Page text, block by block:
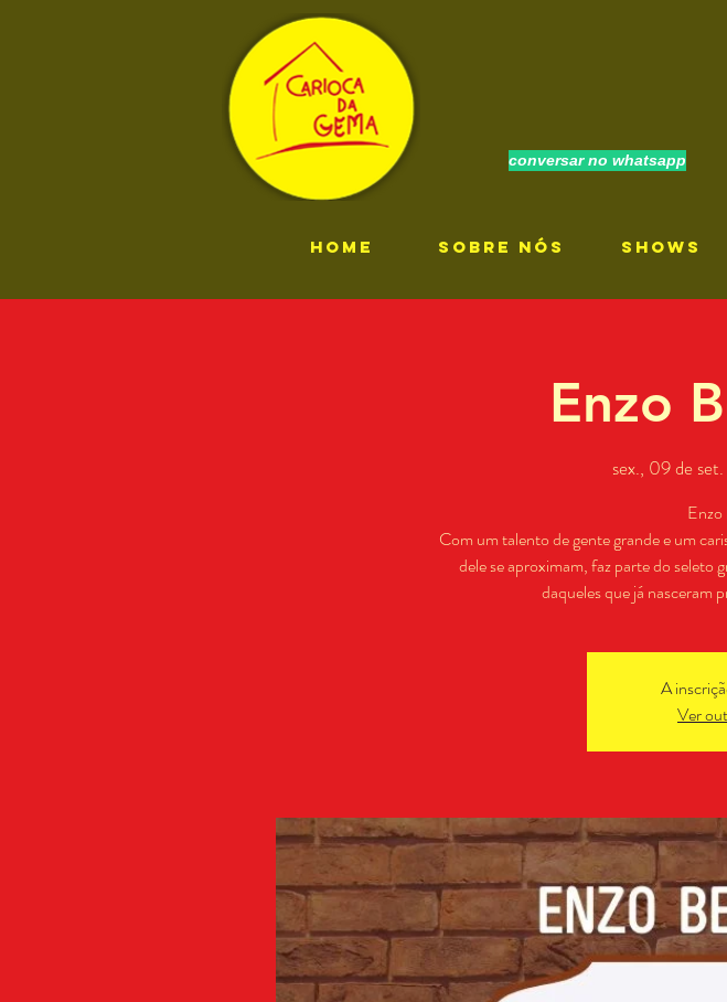
conversar no whatsapp
HOME SOBRE NÓS SHOWS
Enzo
sex., 09 de set.
Com um talento de gente grande e um
dele se aproximam, faz parte do seleto
daqueles que já nasceram
A
Ver